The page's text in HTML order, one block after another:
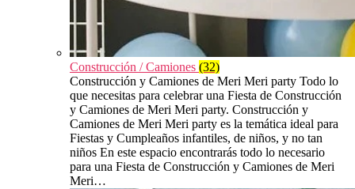
Construcción / Camiones (32)
Construcción y Camiones de Meri Meri party Todo lo
que necesitas para celebrar una Fiesta de Construcción
y Camiones de Meri Meri party. Construcción y
Camiones de Meri Meri party es la temática ideal para
Fiestas y Cumpleaños infantiles, de niños, y no tan
niños En este espacio encontrarás todo lo necesario
para una Fiesta de Construcción y Camiones de Meri
Meri…